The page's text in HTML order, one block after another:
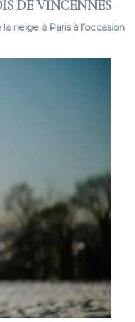
DE VINCENNES
neige à Paris à l’occasion